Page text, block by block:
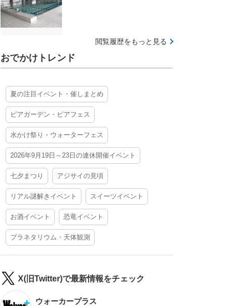
閲覧履歴をもっと見る
おでかけトレンド
夏の注目イベント・催しまとめ
ビアガーデン・ビアフェス
水かけ祭り・ウォーターフェス
2026年9月19日～23日の連休開催イベント
七夕まつり アジサイの見頃
リアル謎解きイベント スイーツイベント
お酒イベント 恐竜イベント
プラネタリウム・天体観測
X(旧Twitter)で最新情報をチェック
ウォーカープラス